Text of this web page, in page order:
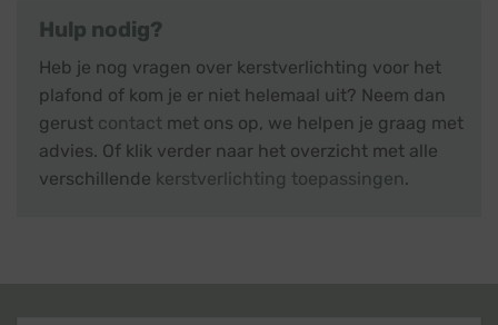
Hulp nodig?
Heb je nog vragen over kerstverlichting voor het
plafond of kom je er niet helemaal uit? Neem dan
gerust contact met ons op, we helpen je graag met
advies. Of klik verder naar het overzicht met alle
verschillende kerstverlichting toepassingen.